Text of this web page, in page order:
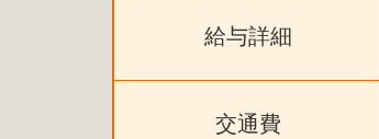
給与詳細
交通費